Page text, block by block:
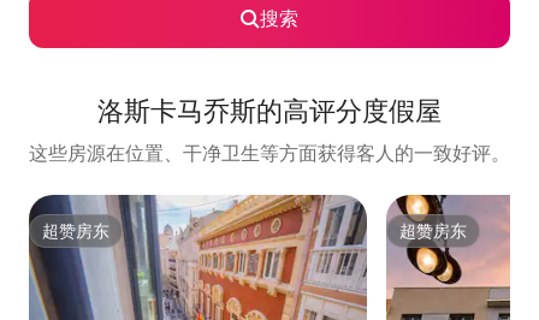
搜索
洛斯卡马乔斯的高评分度假屋
这些房源在位置、干净卫生等方面获得客人的一致好评。
超赞房东
超赞房东 超赞房东
超赞房东